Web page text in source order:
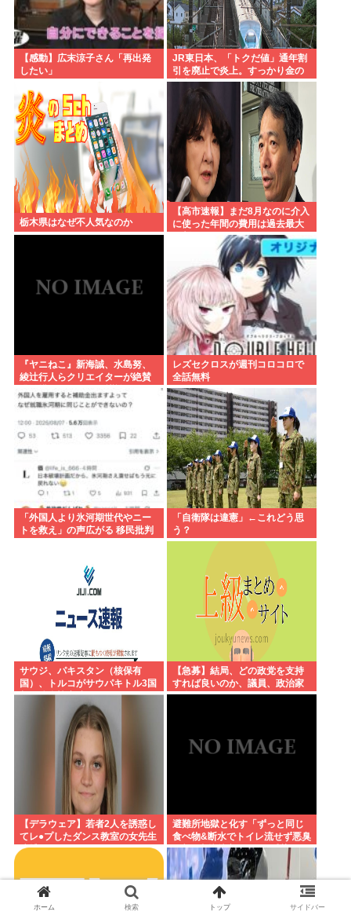
【感動】広末涼子さん「再出発
したい」
JR東日本、「トクだ値」通年割
引を廃止で炎上。すっかり金の
亡者と成り下がったな
栃木県はなぜ不人気なのか
【高市速報】まだ8月なのに介入
に使った年間の費用は過去最大
『ヤニねこ』新海誠、水島努、
綾辻行人らクリエイターが絶賛
過激描写はBPOでも議論に
レズセクロスが週刊コロコロで
全話無料
「外国人より氷河期世代やニー
トを救え」の声広がる 移民批判
「自衛隊は違憲」←これどう思
う？
サウジ、パキスタン（核保有
国）、トルコがサウパキトル3国
相互防衛協定締結
【急募】結局、どの政党を支持
すれば良いのか、議員、政治家
は全員悪か
【デラウェア】若者2人を誘惑し
てレ●プしたダンス教室の女先生
逮捕
避難所地獄と化す「ずっと同じ
食べ物&断水でトイレ流せず悪臭
&床に直接就寝&コロナ感染」
ホーム 検索 トップ サイドバー